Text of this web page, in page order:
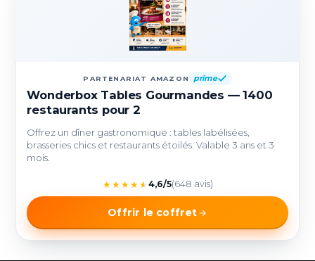
PARTENARIAT AMAZON prime
Wonderbox Tables Gourmandes — 1400
restaurants pour 2
Offrez un dîner gastronomique : tables labélisées,
brasseries chics et restaurants étoilés. Valable 3 ans et 3
mois.
★★★★★ 4,6/5(648 avis)
Offrir le coffret